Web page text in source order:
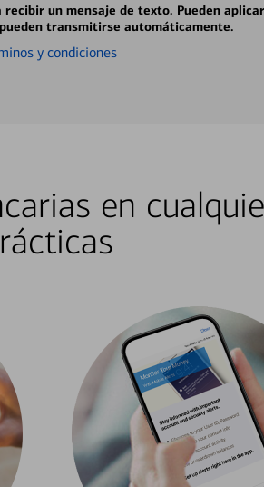
un mensaje de texto. Pueden
transmitirse automáticamente.
y condiciones
en